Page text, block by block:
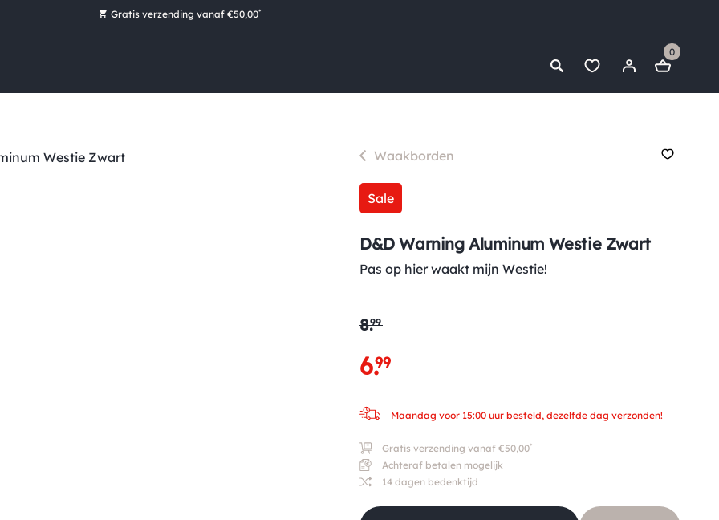
Gratis verzending vanaf €50,00*
0
Waakborden
Sale
D&D Warning Aluminum Westie Zwart
Pas op hier waakt mijn Westie!
8.99
6.99
Maandag voor 15:00 uur besteld, dezelfde dag verzonden!
Gratis verzending vanaf €50,00*
Achteraf betalen mogelijk
14 dagen bedenktijd